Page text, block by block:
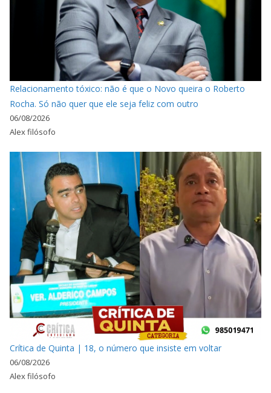
Relacionamento tóxico: não é que o Novo queira o Roberto
Rocha. Só não quer que ele seja feliz com outro
06/08/2026
Alex filósofo
Crítica de Quinta | 18, o número que insiste em voltar
06/08/2026
Alex filósofo